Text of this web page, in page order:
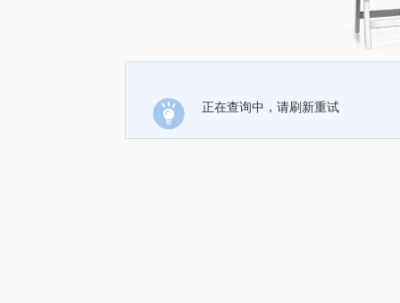
正在查询中，请刷新重试